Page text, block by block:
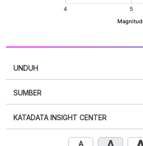
UNDUH
XLS
SUMBER
punya akun?Silakan Daftar
KATADATA INSIGHT CENTER
Hubungi sekarang »